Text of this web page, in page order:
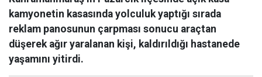
kamyonetin kasasında yolculuk yaptığı sırada
reklam panosunun çarpması sonucu araçtan
düşerek ağır yaralanan kişi, kaldırıldığı hastanede
yaşamını yitirdi.